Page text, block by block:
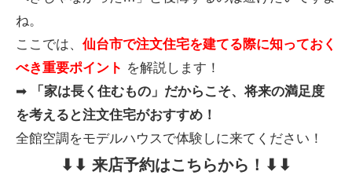
ね。
ここでは、 仙台市で注文住宅を建てる際に知っておく
べき重要ポイント を解説します！
➡
「家は長く住むもの」だからこそ、将来の満足度
を考えると注文住宅がおすすめ！
全館空調をモデルハウスで体験しに来てください！
⬇︎⬇︎ 来店予約はこちらから！⬇︎⬇︎